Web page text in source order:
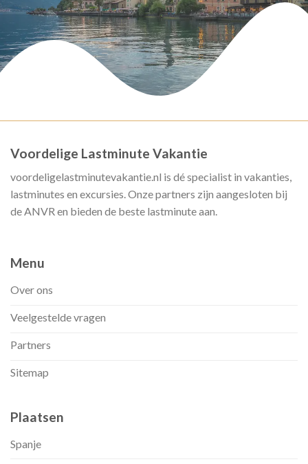
Voordelige Lastminute Vakantie
voordeligelastminutevakantie.nl is dé specialist in vakanties,
lastminutes en excursies. Onze partners zijn aangesloten bij
de ANVR en bieden de beste lastminute aan.
Menu
Over ons
Veelgestelde vragen
Partners
Sitemap
Plaatsen
Spanje